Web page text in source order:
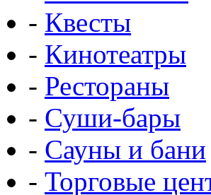
- Квесты
- Кинотеатры
- Рестораны
- Суши-бары
- Сауны и бани
- Торговые